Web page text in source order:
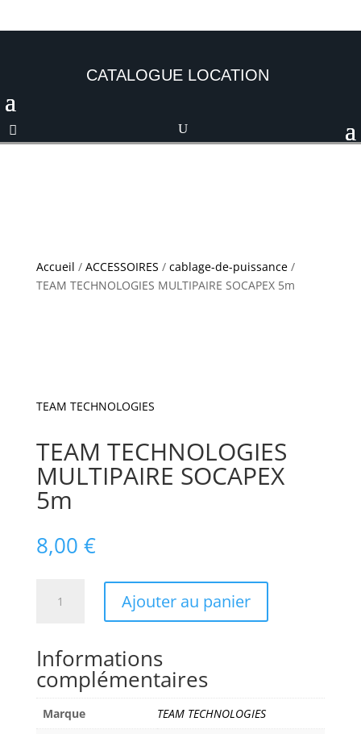
CATALOGUE LOCATION
Accueil / ACCESSOIRES / cablage-de-puissance/
TEAM TECHNOLOGIES MULTIPAIRE SOCAPEX 5m
TEAM TECHNOLOGIES
TEAM TECHNOLOGIES
MULTIPAIRE SOCAPEX
5m
8,00 €
MULTIPAIRE
SOCAPEX
5m
Ajouter au panier
Informations
complémentaires
Marque
TEAM TECHNOLOGIES